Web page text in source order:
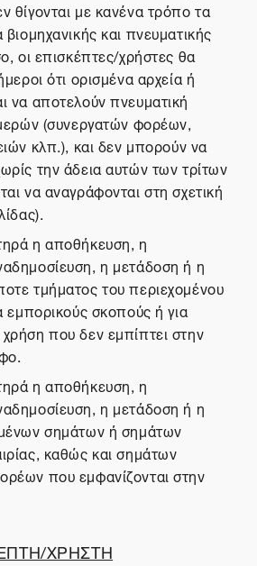
θίγονται με κανένα τρόπο τα
και πνευματικής
οι επισκέπτες/χρήστες θα
ότι ορισμένα αρχεία ή
να αποτελούν πνευματική
(συνεργατών φορέων,
κλπ.), και δεν μπορούν να
την άδεια αυτών των τρίτων
να αναγράφονται στη σχετική
η αποθήκευση, η
η μετάδοση ή η
τμήματος του περιεχομένου
εμπορικούς σκοπούς ή για
που δεν εμπίπτει στην
η αποθήκευση, η
η μετάδοση ή η
σημάτων ή σημάτων
καθώς και σημάτων
που εμφανίζονται στην
ΧΡΗΣΤΗ